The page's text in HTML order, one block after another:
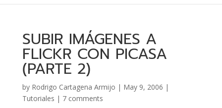
SUBIR IMÁGENES A
FLICKR CON PICASA
(PARTE 2)
by Rodrigo Cartagena Armijo | May 9, 2006 |
Tutoriales | 7 comments